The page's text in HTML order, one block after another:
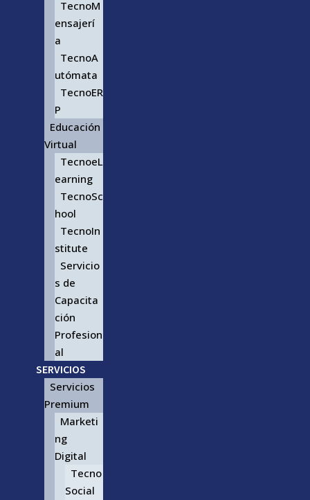
TecnoM
ensajerí
a
TecnoA
utómata
TecnoER
P
Educación
Virtual
TecnoeL
earning
TecnoSc
hool
TecnoIn
stitute
Servicio
s de
Capacita
ción
Profesion
al
SERVICIOS
Servicios
Premium
Marketi
ng
Digital
Tecno
Social